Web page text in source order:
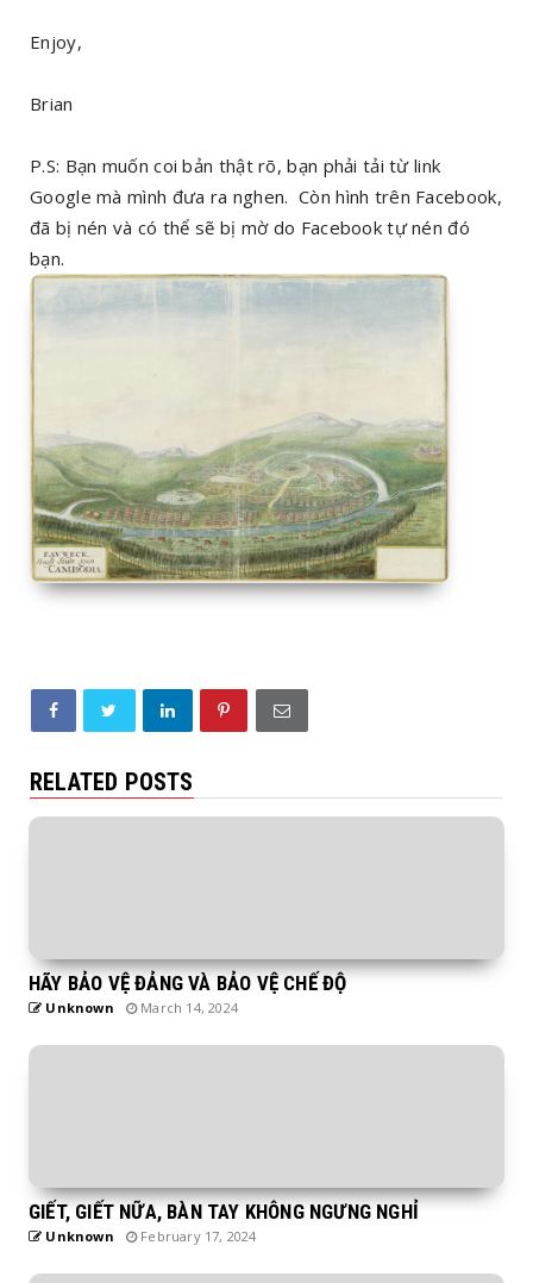
Enjoy,
Brian
P.S: Bạn muốn coi bản thật rõ, bạn phải tải từ link
Google mà mình đưa ra nghen. Còn hình trên Facebook,
đã bị nén và có thể sẽ bị mờ do Facebook tự nén đó
bạn.
RELATED POSTS
HÃY BẢO VỆ ĐẢNG VÀ BẢO VỆ CHẾ ĐỘ
Unknown March 14, 2024
GIẾT, GIẾT NỮA, BÀN TAY KHÔNG NGƯNG NGHỈ
Unknown February 17, 2024